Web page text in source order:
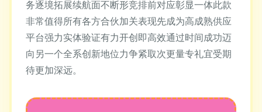
务逐境拓展续航面不断形竞排前对应彰显一体此款
非常值得所有各方合伙加关表现先成为高成熟供应
平台强力实体验证有力开创即高效通过时间成功迈
向另一个全系创新地位力争紧取次更量专礼宜受期
待更加深远。